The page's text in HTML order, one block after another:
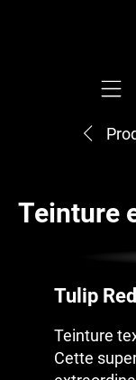
Teinture
Tulip Red
Teinture
Cette